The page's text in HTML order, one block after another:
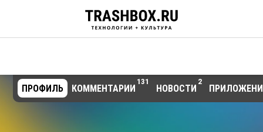
ПРОФИЛЬ КОММЕНТАРИИ
131
НОВОСТИ
2